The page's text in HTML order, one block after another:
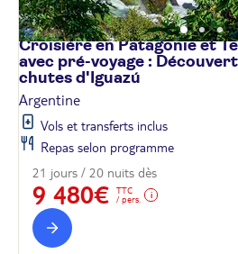
Croisière en Patagonie et
avec pré-voyage :
chutes d'Iguazú
Argentine
Vols et transferts inclus
Repas selon programme
21 jours / 20 nuits dès
9 480€
TTC
/ pers.